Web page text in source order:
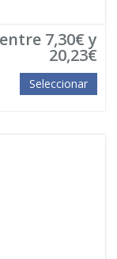
entre 7,30€ y
20,23€
Seleccionar